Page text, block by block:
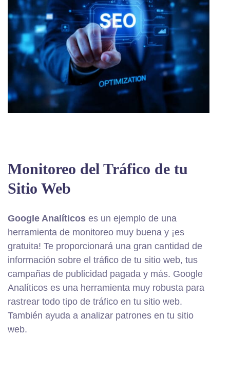
Monitoreo del Tráfico de tu
Sitio Web
Google Analíticos es un ejemplo de una
herramienta de monitoreo muy buena y ¡es
gratuita! Te proporcionará una gran cantidad de
información sobre el tráfico de tu sitio web, tus
campañas de publicidad pagada y más. Google
Analíticos es una herramienta muy robusta para
rastrear todo tipo de tráfico en tu sitio web.
También ayuda a analizar patrones en tu sitio
web.